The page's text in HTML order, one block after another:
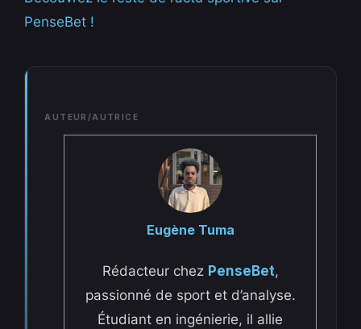
PenseBet !
AUTEUR/AUTRICE
Eugène Tuma
Rédacteur chez PenseBet,
passionné de sport et d’analyse.
Étudiant en ingénierie, il allie